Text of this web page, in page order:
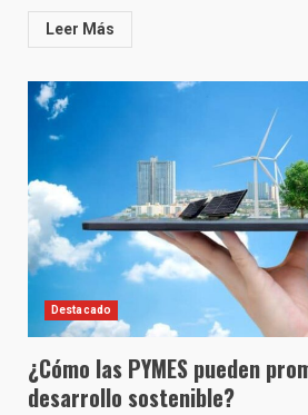
Leer Más
Destacado
¿Cómo las PYMES pueden
desarrollo sostenible?